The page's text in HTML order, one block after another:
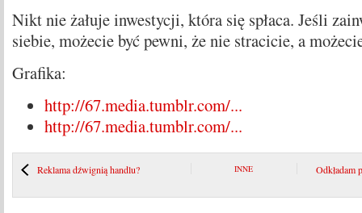
Nikt nie żałuje inwestycji, która się spłaca. Jeśli
siebie, możecie być pewni, że nie stracicie, a
Grafika:
http://67.media.tumblr.com/...
http://67.media.tumblr.com/...
Reklama dźwignią handlu? INNE Odkładam